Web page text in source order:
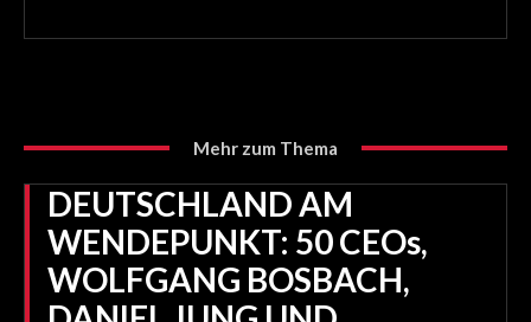
Mehr zum Thema
DEUTSCHLAND AM
WENDEPUNKT: 50 CEOs,
WOLFGANG BOSBACH,